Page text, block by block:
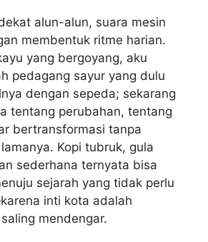
alun-alun, suara mesin
membentuk ritme harian.
yang bergoyang, aku
pedagang sayur yang dulu
dengan sepeda; sekarang
tentang perubahan, tentang
bertransformasi tanpa
Kopi tubruk, gula
sederhana ternyata bisa
sejarah yang tidak perlu
inti kota adalah
mendengar.